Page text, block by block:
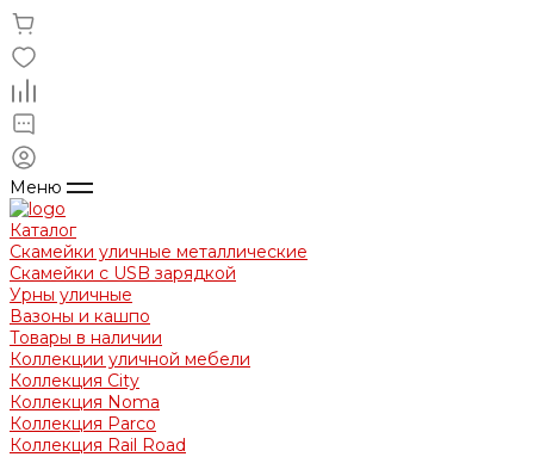
Меню
Каталог
Скамейки уличные металлические
Скамейки с USB зарядкой
Урны уличные
Вазоны и кашпо
Товары в наличии
Коллекции уличной мебели
Коллекция City
Коллекция Noma
Коллекция Parco
Коллекция Rail Road